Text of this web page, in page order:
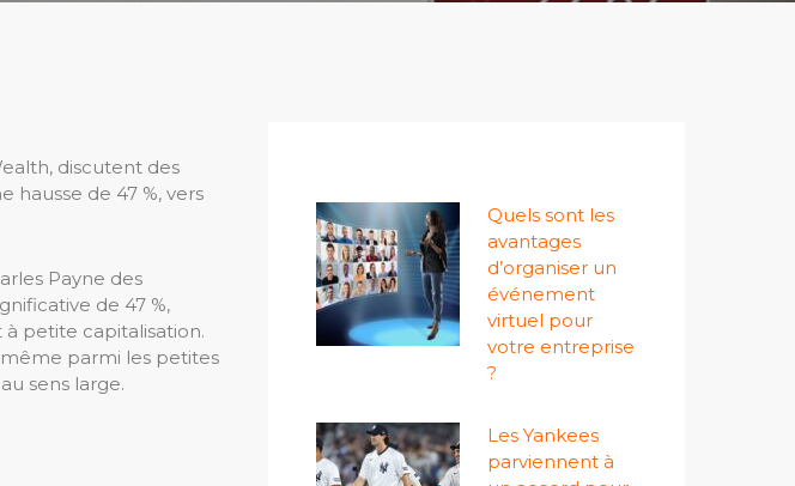
discutent des
de 47 %, vers
Payne des
de 47 %,
petite capitalisation.
parmi les petites
sens large.
Quels sont les
avantages
d’organiser un
événement
virtuel pour
votre entreprise
?
Les Yankees
parviennent à